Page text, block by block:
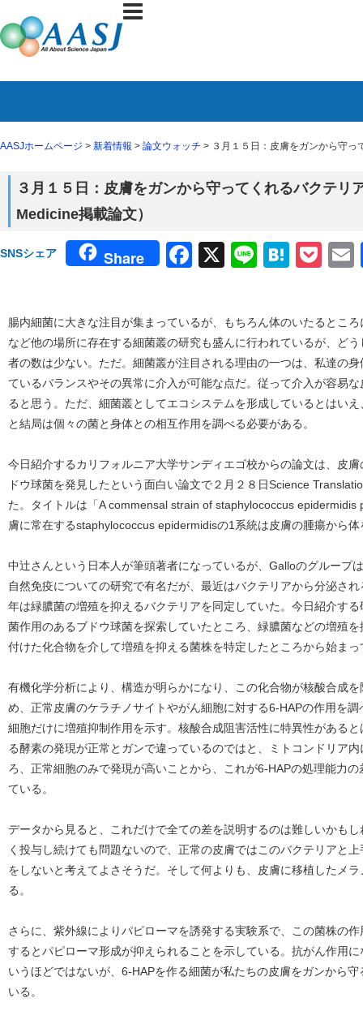
AASJホームページ > 新着情報 > 論文ウォッチ > ３月１５日：皮膚をガンから守
３月１５日：皮膚をガンから守ってくれるバクテ
Medicine掲載論文）
SNSシェア Share Facebook
X Line
腸内細菌に大きな注目が集まっているが、もちろん体のいたるとこ
など他の場所に存在する細菌叢の研究も盛んに行われているが、ど
者の数は少ない。ただ。細菌叢が注目される理由の一つは、私達の
ているバランスやその異常に介入が可能な点だ。従って介入が容易
ると思う。ただ、細菌叢としてエコシステムを形成しているとはい
と結局は個々の菌と身体との相互作用を調べる必要がある。
今日紹介するカリフォルニア大学サンディエゴ校からの論文は、皮
ドウ球菌を発見したという面白い論文で２月２８日Science
た。タイトルは「A commensal strain of staphylococcus
膚に常在するstaphylococcus epidermidisの1系統は皮膚の腫瘍から
中辻さんという日本人が筆頭著者になっているが、Galloのグループ
自然免疫についての研究で有名だが、最近はバクテリアから分泌さ
年は緑膿菌の増殖を抑えるバクテリアを同定していた。今日紹介す
菌作用のあるブドウ球菌を探索していたところ、緑膿菌などの増殖
付けた化合物を介して増殖を抑える菌株を特定したところから始まっ
有機化学分析により、構造が明らかになり、この化合物が核酸合成
め、正常皮膚のケラチノサイトやがん細胞に対する6-HAPの作用を
細胞だけに増殖抑制作用を示す。核酸合成阻害活性に特異性がある
る酵素の発現が正常とガンで違っているのではと、ミトコンドリア
ろ、正常細胞のみで発現が高いことから、これが6-HAPの処理能力
ている。
データから見ると、これだけで全ての差を説明するのは難しいかも
く投与し続けても問題ないので、正常の皮膚ではこのバクテリアと
をしないと考えてよさそうだ。そして何よりも、皮膚に移植したメ
る。
さらに、紫外線によりパピローマを誘発する実験系で、この菌株の
するとパピローマ形成が抑えられることを示している。抗がん作用
いうほどではないが、6-HAPを作る細菌が私たちの皮膚をガンから
いる。